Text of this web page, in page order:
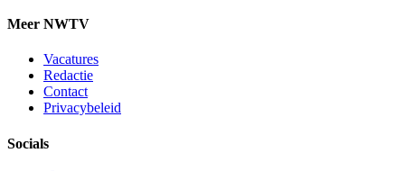
Meer NWTV
Vacatures
Redactie
Contact
Privacybeleid
Socials